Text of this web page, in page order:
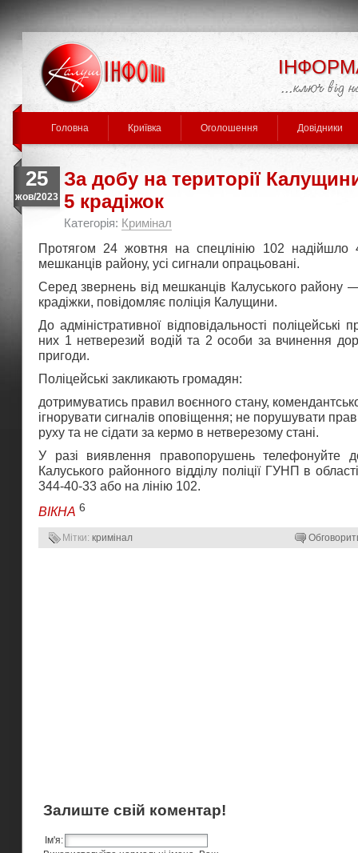
Головна Криївка Оголошення Довідники
25
жов/2023
За добу на території
5 крадіжок
Категорія: Кримінал
Протягом 24 жовтня на спецлінію 102 надійшло
мешканців району, усі сигнали опрацьовані.
Серед звернень від мешканців Калуського району
крадіжки, повідомляє поліція Калущини.
До адміністративної відповідальності поліцейські
них 1 нетверезий водій та 2 особи за вчинення
пригоди.
Поліцейські закликають громадян:
дотримуватись правил воєнного стану,
ігнорувати сигналів оповіщення; не порушувати
руху та не сідати за кермо в нетверезому стані.
У разі виявлення правопорушень телефонуйте
Калуського районного відділу поліції ГУНП в
344-40-33 або на лінію 102.
ВІКНА 6
Мітки: кримінал
Залиште свій коментар!
Ім'я: